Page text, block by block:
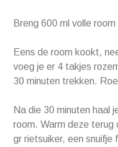
Breng 600 ml volle
Eens de room kookt,
voeg je er 4 takjes
30 minuten trekken.
Na die 30 minuten haal
room. Warm deze terug
gr rietsuiker, een snuifje